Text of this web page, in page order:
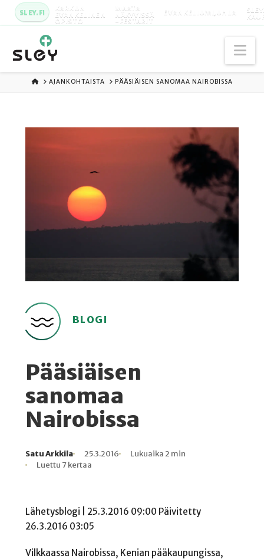
SLEY.FI KARKUN
EVANKELINEN
OPISTO
MAATA
NÄKYVISSÄ
-FESTARIT
EVANKELIUMIJUHLA
ETUSIVU
AJANKOHTAISTA PÄÄSIÄISEN SANOMAA NAIROBISSA
BLOGI
Pääsiäisen
sanomaa
Nairobissa
Kirjoittaja
Satu Arkkila
Julkaistu
25.3.2016
Lukuaika
Lukuaika 2 min
Lukukertoja
Luettu 7 kertaa
Lähetysblogi | 25.3.2016 09:00 Päivitetty
26.3.2016 03:05
Vilkkaassa Nairobissa, Kenian pääkaupungissa,